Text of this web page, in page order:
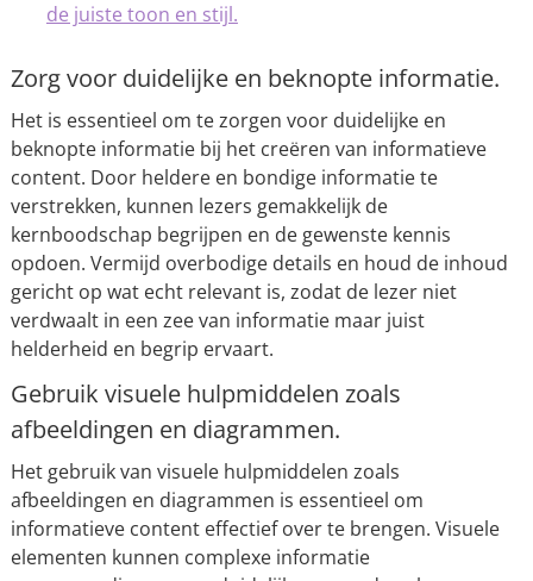
de juiste toon en stijl.
Zorg voor duidelijke en beknopte informatie.
Het is essentieel om te zorgen voor duidelijke en
beknopte informatie bij het creëren van informatieve
content. Door heldere en bondige informatie te
verstrekken, kunnen lezers gemakkelijk de
kernboodschap begrijpen en de gewenste kennis
opdoen. Vermijd overbodige details en houd de inhoud
gericht op wat echt relevant is, zodat de lezer niet
verdwaalt in een zee van informatie maar juist
helderheid en begrip ervaart.
Gebruik visuele hulpmiddelen zoals
afbeeldingen en diagrammen.
Het gebruik van visuele hulpmiddelen zoals
afbeeldingen en diagrammen is essentieel om
informatieve content effectief over te brengen. Visuele
elementen kunnen complexe informatie